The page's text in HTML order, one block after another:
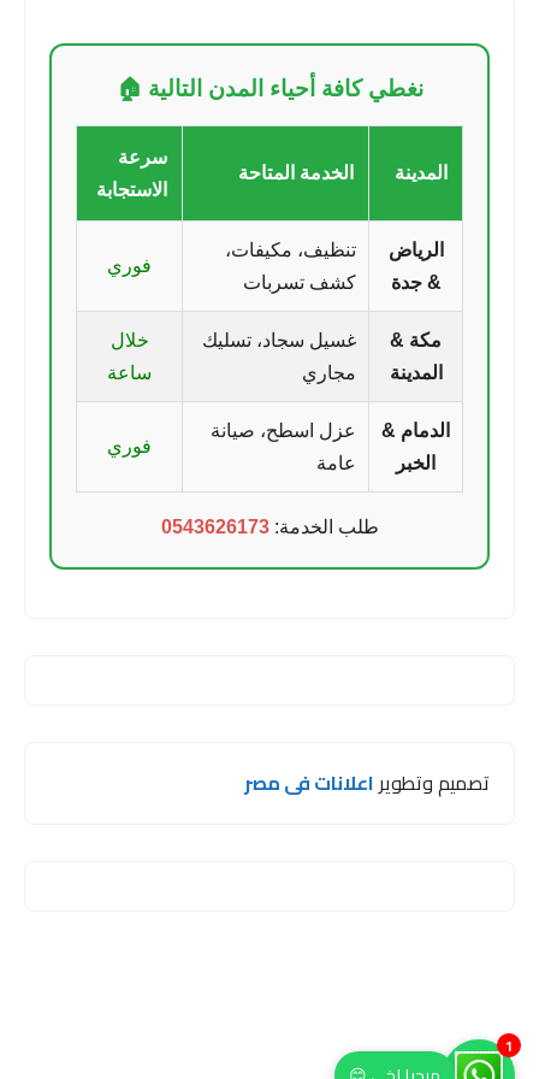
نغطي كافة أحياء المدن التالية 🏠
المدينة الخدمة المتاحة
سرعة
الاستجابة
الرياض
& جدة
تنظيف، مكيفات،
كشف تسربات
فوري
مكة &
المدينة
غسيل سجاد، تسليك
مجاري
خلال
ساعة
الدمام &
الخبر
عزل اسطح، صيانة
عامة
فوري
طلب الخدمة:0543626173
تصميم وتطويراعلانات فى مصر